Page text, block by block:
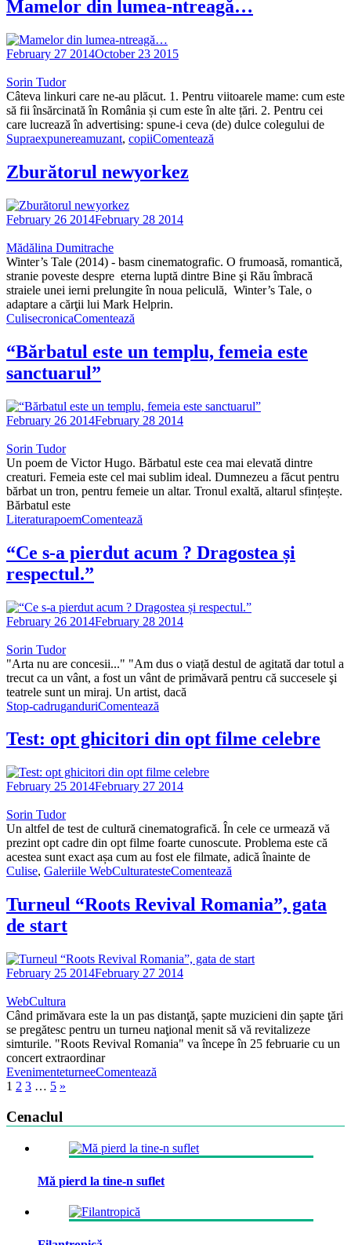
Mamelor din lumea-ntreagă…
February 27 2014October 23 2015
Sorin Tudor
Câteva linkuri care ne-au plăcut. 1. Pentru viitoarele mame: cum este
să fii însărcinată în România și cum este în alte țări. 2. Pentru cei
care lucrează în advertising: spune-i ceva (de) dulce colegului de
Supraexpunereamuzant, copiiComentează
Zburătorul newyorkez
February 26 2014February 28 2014
Mădălina Dumitrache
Winter’s Tale (2014) - basm cinematografic. O frumoasă, romantică,
stranie poveste despre eterna luptă dintre Bine şi Rău îmbracă
straiele unei ierni prelungite în noua peliculă, Winter’s Tale, o
adaptare a cărţii lui Mark Helprin.
CulisecronicaComentează
“Bărbatul este un templu, femeia este
sanctuarul”
February 26 2014February 28 2014
Sorin Tudor
Un poem de Victor Hugo. Bărbatul este cea mai elevată dintre
creaturi. Femeia este cel mai sublim ideal. Dumnezeu a făcut pentru
bărbat un tron, pentru femeie un altar. Tronul exaltă, altarul sfințește.
Bărbatul este
LiteraturapoemComentează
“Ce s-a pierdut acum ? Dragostea și
respectul.”
February 26 2014February 28 2014
Sorin Tudor
"Arta nu are concesii..." "Am dus o viață destul de agitată dar totul a
trecut ca un vânt, a fost un vânt de primăvară pentru că succesele şi
teatrele sunt un miraj. Un artist, dacă
Stop-cadruganduriComentează
Test: opt ghicitori din opt filme celebre
February 25 2014February 27 2014
Sorin Tudor
Un altfel de test de cultură cinematografică. În cele ce urmează vă
prezint opt cadre din opt filme foarte cunoscute. Problema este că
acestea sunt exact așa cum au fost ele filmate, adică înainte de
Culise, Galeriile WebCulturatesteComentează
Turneul “Roots Revival Romania”, gata
de start
February 25 2014February 27 2014
WebCultura
Când primăvara este la un pas distanţă, șapte muzicieni din șapte ţări
se pregătesc pentru un turneu naţional menit să vă revitalizeze
simturile. "Roots Revival Romania" va începe în 25 februarie cu un
concert extraordinar
EvenimenteturneeComentează
1 2 3 … 5 »
Cenaclul
Mă pierd la tine-n suflet